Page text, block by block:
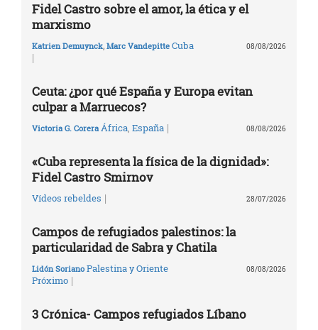
Fidel Castro sobre el amor, la ética y el
marxismo
Katrien Demuynck, Marc Vandepitte Cuba
|
08/08/2026
Ceuta: ¿por qué España y Europa evitan
culpar a Marruecos?
Victoria G. Corera África España | 08/08/2026
«Cuba representa la física de la dignidad»:
Fidel Castro Smirnov
Vídeos rebeldes | 28/07/2026
Campos de refugiados palestinos: la
particularidad de Sabra y Chatila
Lidón Soriano Palestina y Oriente
Próximo |
08/08/2026
3 Crónica- Campos refugiados Líbano